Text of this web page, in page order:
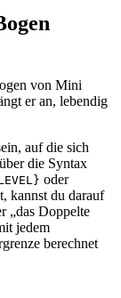
von Mini
er an, lebendig
auf die sich
die Syntax
oder
kannst du darauf
„das Doppelte
jedem
berechnet